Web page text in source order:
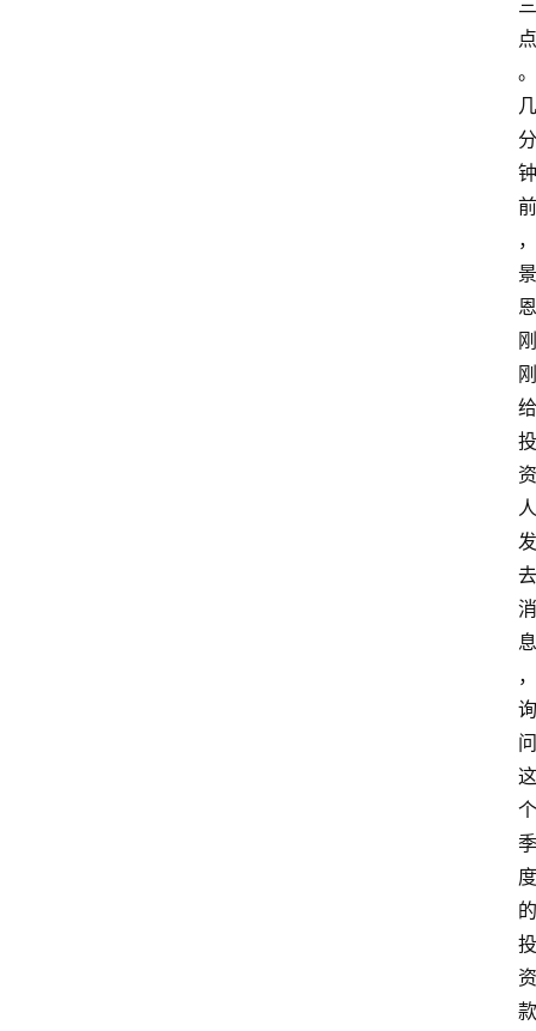
三
点
。
几
分
钟
前
，
景
恩
刚
刚
给
投
资
人
发
去
消
息
，
询
问
这
个
季
度
的
投
资
款